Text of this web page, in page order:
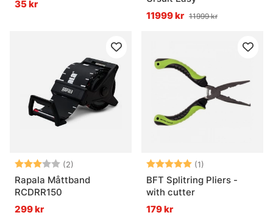
35 kr
11999 kr 11999 kr
Betyg: (2)
3.0 utav 5 stjärnor
Rapala Måttband
RCDRR150
299 kr
Betyg: (1)
BFT Splitring Pliers -
with cutter
179 kr